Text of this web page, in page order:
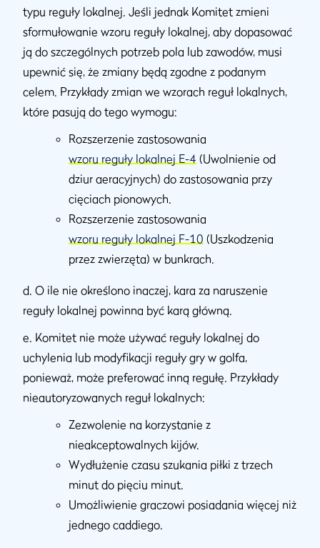
typu reguły lokalnej. Jeśli jednak Komitet zmieni
sformułowanie wzoru reguły lokalnej, aby dopasować
ją do szczególnych potrzeb pola lub zawodów, musi
upewnić się, że zmiany będą zgodne z podanym
celem. Przykłady zmian we wzorach reguł lokalnych,
które pasują do tego wymogu:
Rozszerzenie zastosowania
wzoru reguły lokalnej E-4 (Uwolnienie od
dziur aeracyjnych) do zastosowania przy
cięciach pionowych.
Rozszerzenie zastosowania
wzoru reguły lokalnej F-10 (Uszkodzenia
przez zwierzęta) w bunkrach.
d. O ile nie określono inaczej, kara za naruszenie
reguły lokalnej powinna być karą główną.
e. Komitet nie może używać reguły lokalnej do
uchylenia lub modyfikacji reguły gry w golfa,
ponieważ, może preferować inną regułę. Przykłady
nieautoryzowanych reguł lokalnych:
Zezwolenie na korzystanie z
nieakceptowalnych kijów.
Wydłużenie czasu szukania piłki z trzech
minut do pięciu minut.
Umożliwienie graczowi posiadania więcej niż
jednego caddiego.